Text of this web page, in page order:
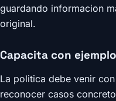
guardando informacion
original.
Capacita con
La politica debe venir
reconocer casos